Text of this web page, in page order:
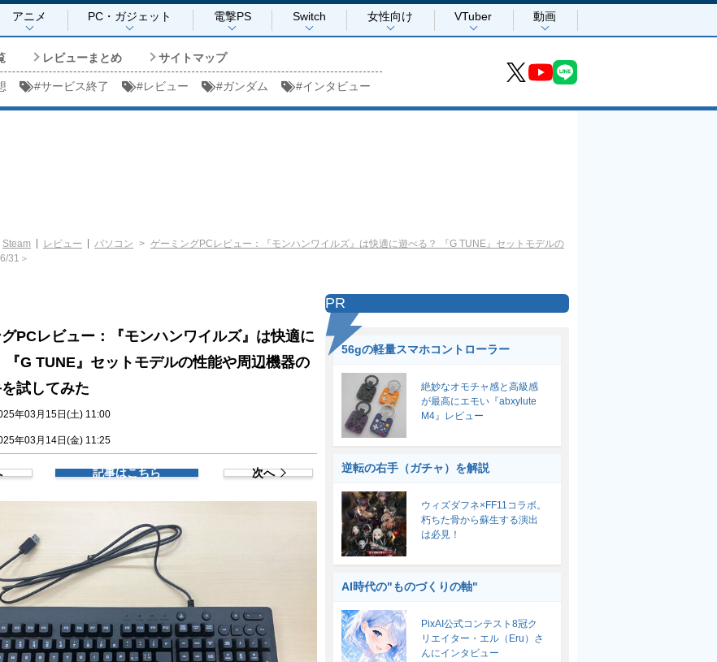
アニメ PC・ガジェット 電撃PS Switch 女性向け VTuber 動画
レビューまとめ サイトマップ
#サービス終了 #レビュー #ガンダム #インタビュー
Steam レビュー パソコン
ゲーミングPCレビュー：『モンハンワイルズ』は快適に遊べる？ 『G TUNE』セットモデルの
31＞
PCレビュー：『モンハンワイルズ』は快適に
『G TUNE』セットモデルの性能や周辺機器の
試してみた
年03月15日(土) 11:00
年03月14日(金) 11:25
記事はこちら 次へ
PR
56gの軽量スマホコントローラー
絶妙なオモチャ感と高級感
が最高にエモい『abxylute
M4』レビュー
逆転の右手（ガチャ）を解説
ウィズダフネ×FF11コラボ。
朽ちた骨から蘇生する演出
は必見！
AI時代の"ものづくりの軸"
PixAI公式コンテスト8冠ク
リエイター・エル（Eru）さ
んにインタビュー